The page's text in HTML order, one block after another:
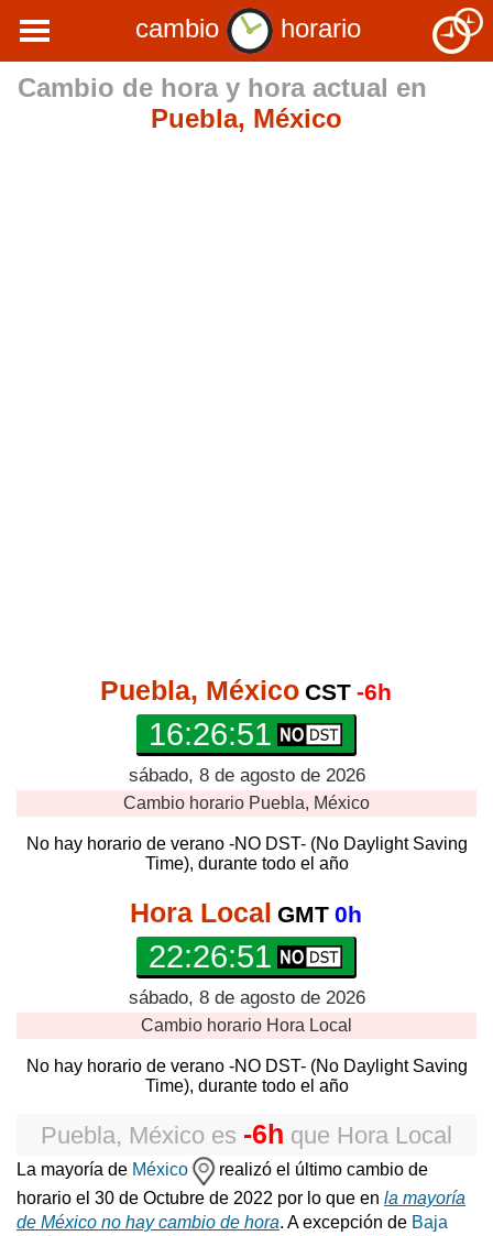
cambio
horario
Cambio de hora y hora actual en
Puebla, México
Puebla, México CST -6h
16:26:51
sábado, 8 de agosto de 2026
Cambio horario Puebla, México
No hay horario de verano -NO DST- (No Daylight Saving
Time), durante todo el año
Hora Local GMT 0h
22:26:51
sábado, 8 de agosto de 2026
Cambio horario Hora Local
No hay horario de verano -NO DST- (No Daylight Saving
Time), durante todo el año
Puebla, México es -6h que Hora Local
La mayoría de México
realizó el último cambio de
horario el 30 de Octubre de 2022 por lo que en la mayoría
de México no hay cambio de hora. A excepción de Baja